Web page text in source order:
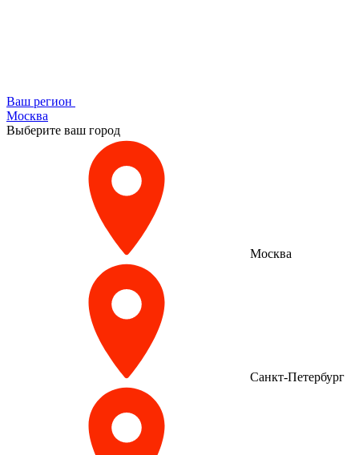
Ваш регион
Москва
Выберите ваш город
Москва
Санкт-Петербург